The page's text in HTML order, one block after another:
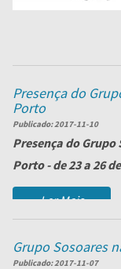
Presença do
Porto
Publicado:2017-11-10
Presença do Grupo
Porto - de 23 a 26
Vamos ...
Ler Mais
Grupo Sosoares
Publicado:2017-11-07